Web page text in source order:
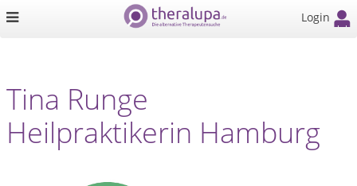
Login
Tina Runge
Heilpraktikerin Hamburg